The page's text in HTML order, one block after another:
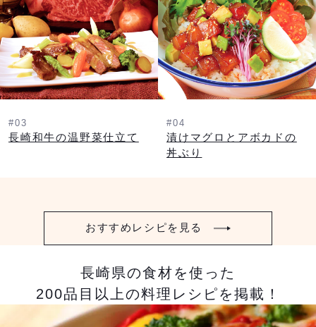
#03
長崎和牛の温野菜仕立て
#04
漬けマグロとアボカドの
丼ぶり
おすすめレシピを見る
長崎県の食材を使った
200品目以上の料理レシピを掲載！